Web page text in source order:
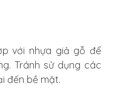
với nhựa giả gỗ để
Tránh sử dụng các
đến bề mặt.